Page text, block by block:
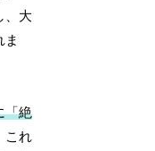
、大
ま
「絶
これ